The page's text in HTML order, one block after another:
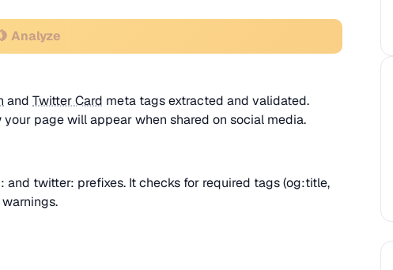
Analyze
and Twitter Card meta tags extracted and validated.
your page will appear when shared on social media.
and twitter: prefixes. It checks for required tags (og:title,